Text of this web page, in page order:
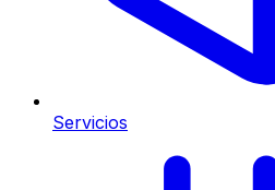
Servicios